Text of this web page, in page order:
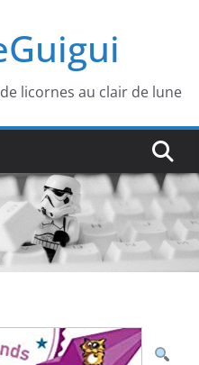
licornes au clair de lune